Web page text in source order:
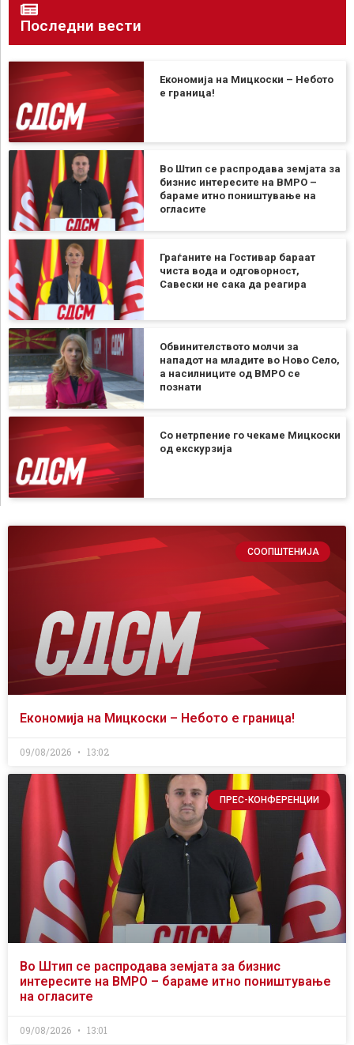
Последни вести
Економија на Мицкоски – Небото
е граница!
Во Штип се распродава земјата за
бизнис интересите на ВМРО –
бараме итно поништување на
огласите
Граѓаните на Гостивар бараат
чиста вода и одговорност,
Савески не сака да реагира
Обвинителството молчи за
нападот на младите во Ново Село,
а насилниците од ВМРО се
познати
Со нетрпение го чекаме Мицкоски
од екскурзија
СООПШТЕНИЈА
Економија на Мицкоски – Небото е граница!
09/08/2026 13:02
ПРЕС-КОНФЕРЕНЦИИ
Во Штип се распродава земјата за бизнис
интересите на ВМРО – бараме итно поништување
на огласите
09/08/2026 13:01